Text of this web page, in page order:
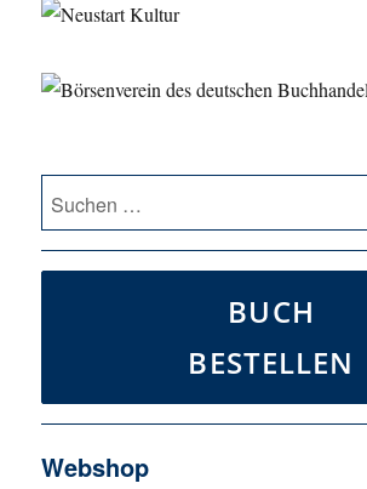
Suche
nach:
BUCH
BESTELLEN
Webshop